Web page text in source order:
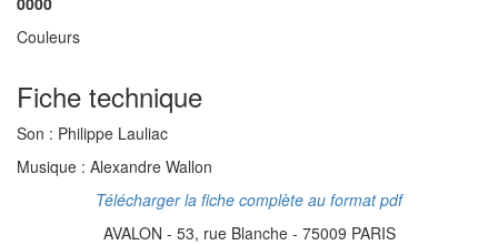
Couleurs
Fiche technique
Son : Philippe Lauliac
Musique : Alexandre Wallon
Télécharger la fiche complète au format pdf
AVALON - 53, rue Blanche - 75009 PARIS